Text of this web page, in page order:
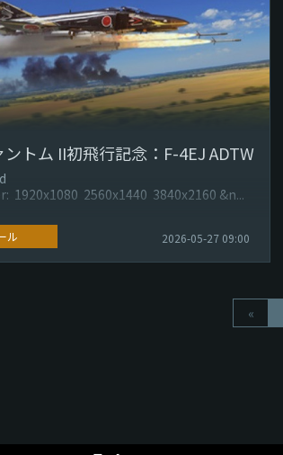
ントム II初飛行記念：F-4EJ ADTW
1920x1080 2560x1440 3840x2160 &n...
ル 2026-05-27 09:00
«